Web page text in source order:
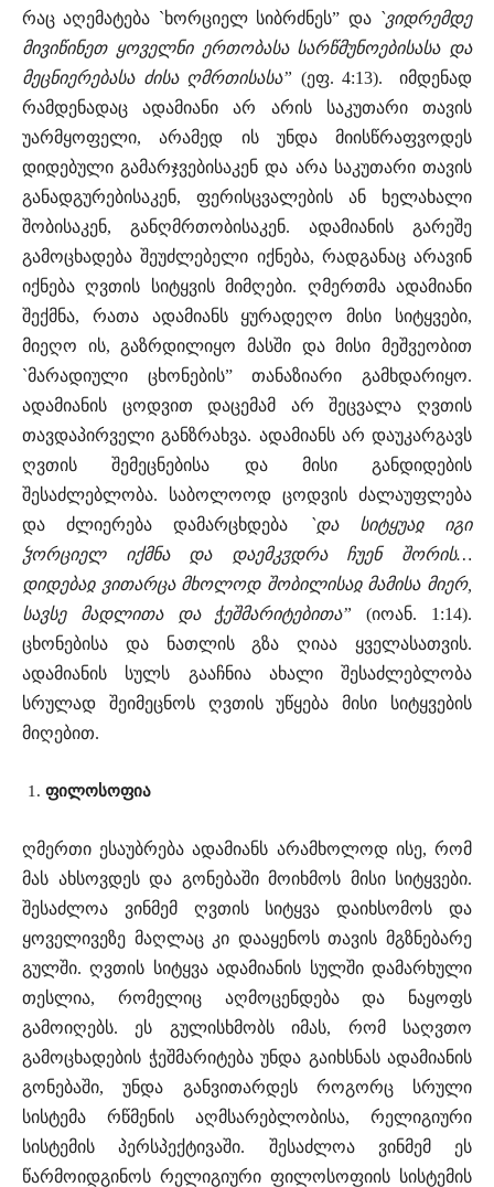
რაც აღემატება `ხორციელ სიბრძნეს” და `ვიდრემდე
მივიწინეთ ყოველნი ერთობასა სარწმუნოებისასა და
მეცნიერებასა ძისა ღმრთისასა” (ეფ. 4:13). იმდენად
რამდენადაც ადამიანი არ არის საკუთარი თავის
უარმყოფელი, არამედ ის უნდა მიისწრაფვოდეს
დიდებული გამარჯვებისაკენ და არა საკუთარი თავის
განადგურებისაკენ, ფერისცვალების ან ხელახალი
შობისაკენ, განღმრთობისაკენ. ადამიანის გარეშე
გამოცხადება შეუძლებელი იქნება, რადგანაც არავინ
იქნება ღვთის სიტყვის მიმღები. ღმერთმა ადამიანი
შექმნა, რათა ადამიანს ყურადეღო მისი სიტყვები,
მიეღო ის, გაზრდილიყო მასში და მისი მეშვეობით
`მარადიული ცხონების” თანაზიარი გამხდარიყო.
ადამიანის ცოდვით დაცემამ არ შეცვალა ღვთის
თავდაპირველი განზრახვა. ადამიანს არ დაუკარგავს
ღვთის შემეცნებისა და მისი განდიდების
შესაძლებლობა. საბოლოოდ ცოდვის ძალაუფლება
და ძლიერება დამარცხდება
`და სიტყუაჲ იგი
ჴორციელ იქმნა და დაემკჳდრა ჩუენ შორის…
დიდებაჲ ვითარცა მხოლოდ შობილისაჲ მამისა მიერ,
სავსე მადლითა და ჭეშმარიტებითა” (იოან. 1:14).
ცხონებისა და ნათლის გზა ღიაა ყველასათვის.
ადამიანის სულს გააჩნია ახალი შესაძლებლობა
სრულად შეიმეცნოს ღვთის უწყება მისი სიტყვების
მიღებით.
ფილოსოფია
ღმერთი ესაუბრება ადამიანს არამხოლოდ ისე, რომ
მას ახსოვდეს და გონებაში მოიხმოს მისი სიტყვები.
შესაძლოა ვინმემ ღვთის სიტყვა დაიხსომოს და
ყოველივეზე მაღლაც კი დააყენოს თავის მგზნებარე
გულში. ღვთის სიტყვა ადამიანის სულში დამარხული
თესლია, რომელიც აღმოცენდება და ნაყოფს
გამოიღებს. ეს გულისხმობს იმას, რომ საღვთო
გამოცხადების ჭეშმარიტება უნდა გაიხსნას ადამიანის
გონებაში, უნდა განვითარდეს როგორც სრული
სისტემა რწმენის აღმსარებლობისა, რელიგიური
სისტემის პერსპექტივაში. შესაძლოა ვინმემ ეს
წარმოიდგინოს რელიგიური ფილოსოფიის სისტემის